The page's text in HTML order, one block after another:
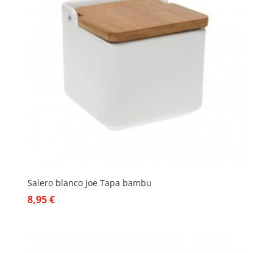
Salero blanco Joe Tapa bambu
8,95€